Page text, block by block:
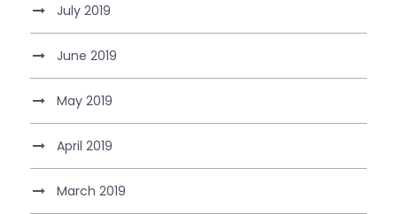
July 2019
June 2019
May 2019
April 2019
March 2019